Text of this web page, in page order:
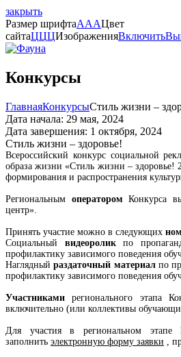
закрыть
Размер шрифтаAAAЦвет
сайтаЦЦЦИзображенияВключить
Конкурсы
ГлавнаяКонкурсыСтиль жизни –
Дата начала: 29 мая, 2024
Дата завершения: 1 октября, 2024
Стиль жизни – здоровье!
Всероссийский конкурс социальной
образа жизни «Стиль жизни – здоровье!
формирования и распространения
Региональным операторомКонкурса
центр».
Принять участие можно в следующих
Социальный видеороликпо
профилактику зависимого поведения
Наглядныйраздаточный материал по
профилактику зависимого поведения
Участникамирегионального этапа
включительно (или коллективы
Для участия в региональном этапе
заполнить электронную форму заявки ,